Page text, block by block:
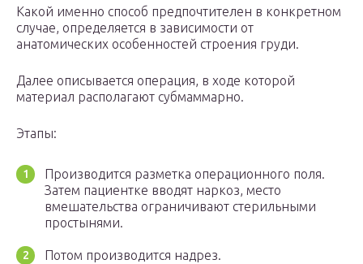
Какой именно способ предпочтителен в конкретном
случае, определяется в зависимости от
анатомических особенностей строения груди.
Далее описывается операция, в ходе которой
материал располагают субмаммарно.
Этапы:
Производится разметка операционного поля.
Затем пациентке вводят наркоз, место
вмешательства ограничивают стерильными
простынями.
Потом производится надрез.